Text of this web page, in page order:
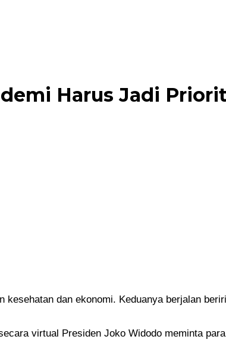
Harus Jadi
dan ekonomi. Keduanya berjalan
virtual Presiden Joko Widodo meminta